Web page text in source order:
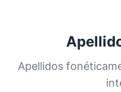
Apellidos